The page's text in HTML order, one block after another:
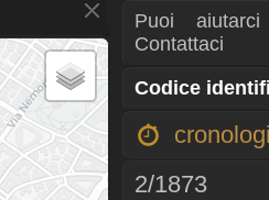
Puoi
Contattaci
Codice
2/1873